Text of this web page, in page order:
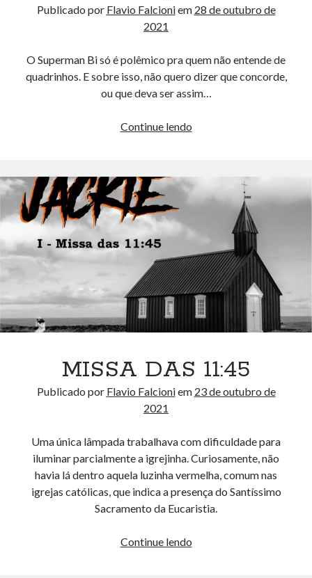
Publicado por Flavio Falcioniem 28 de outubro de
2021
O Superman Bi só é polêmico pra quem não entende de
quadrinhos. E sobre isso, não quero dizer que concorde,
ou que deva ser assim…
Continue lendoQuadrinhos
crianças?
MISSA DAS 11:45
Publicado por Flavio Falcioniem 23 de outubro de
2021
Uma única lâmpada trabalhava com dificuldade para
iluminar parcialmente a igrejinha. Curiosamente, não
havia lá dentro aquela luzinha vermelha, comum nas
igrejas católicas, que indica a presença do Santíssimo
Sacramento da Eucaristia.
Continue lendoMISSA